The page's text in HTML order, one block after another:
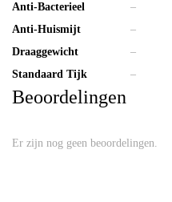
Anti-Bacterieel
–
Anti-Huismijt
–
Draaggewicht
–
Standaard Tijk
–
Beoordelingen
Er zijn nog geen beoordelingen.